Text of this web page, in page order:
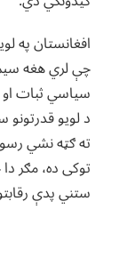
افغانستان په
چې لري هغه
سياسي ثبات
د لويو
ته ګټه نشي
توکى ده، مګر
ستني پدې